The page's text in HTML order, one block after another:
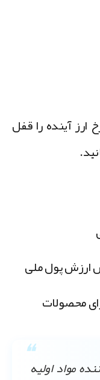
آینده را قفل
پول ملی
اولیه